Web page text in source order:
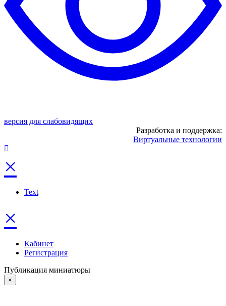
версия для слабовидящих
Разработка и поддержка:
Виртуальные технологии
×
Text
×
Кабинет
Регистрация
Публикация миниатюры
×